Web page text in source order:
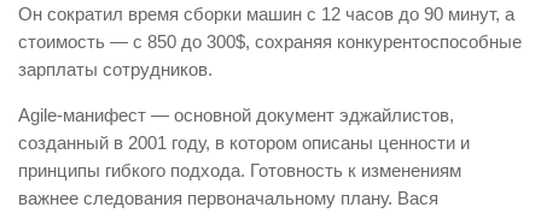
Он сократил время сборки машин с 12 часов до 90 минут, а
стоимость — с 850 до 300$, сохраняя конкурентоспособные
зарплаты сотрудников.
Agile-манифест — основной документ эджайлистов,
созданный в 2001 году, в котором описаны ценности и
принципы гибкого подхода. Готовность к изменениям
важнее следования первоначальному плану. Вася